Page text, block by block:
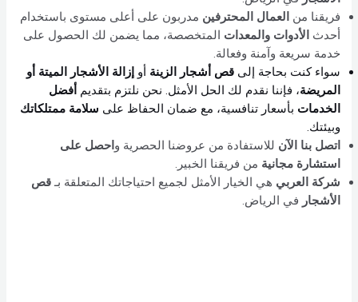
فريقنا من العمال المحترفين مدربون على أعلى مستوى باستخدام
أحدث الأدوات والمعدات المتخصصة، مما يضمن لك الحصول على
خدمة سريعة وآمنة وفعالة.
سواء كنت بحاجة إلىقص أشجار الزينة أوإزالة الأشجار الميتة أو
المريضة، فإننا نقدم لك الحل الأمثل. نحن نلتزم بتقديم أفضل
الخدمات بأسعار تنافسية، مع ضمان الحفاظ على سلامة ممتلكاتك
وبيئتك.
اتصل بنا الآن للاستفادة من عروضنا الحصرية و احصل على
استشارة مجانية من فريقنا الخبير.
شركة العربي هي الخيار الأمثل لجميع احتياجاتك المتعلقة بـقص
الأشجار في الرياض.